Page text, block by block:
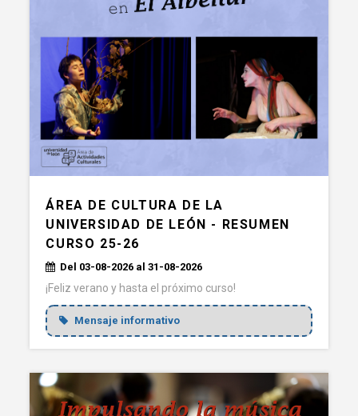
ÁREA DE CULTURA DE LA
UNIVERSIDAD DE LEÓN - RESUMEN
CURSO 25-26
Del 03-08-2026 al 31-08-2026
¡Feliz verano y hasta el próximo curso!
Mensaje informativo